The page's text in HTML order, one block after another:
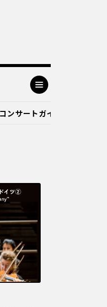
コンサートガイド